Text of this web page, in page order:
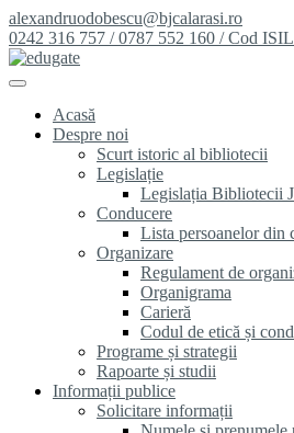
alexandruodobescu@bjcalarasi.ro
0242 316 757 / 0787 552 160 / Cod
Acasă
Despre noi
Scurt istoric al bibliotecii
Legislație
Legislația Bibliotecii
Conducere
Lista persoanelor din
Organizare
Regulament de
Organigrama
Carieră
Codul de etică și
Programe și strategii
Rapoarte și studii
Informații publice
Solicitare informații